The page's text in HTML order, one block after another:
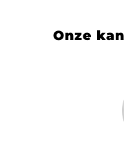
Onze